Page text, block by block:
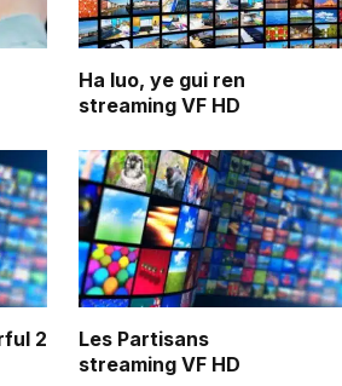
Ha luo, ye gui ren
streaming VF HD
2
Les Partisans
streaming VF HD